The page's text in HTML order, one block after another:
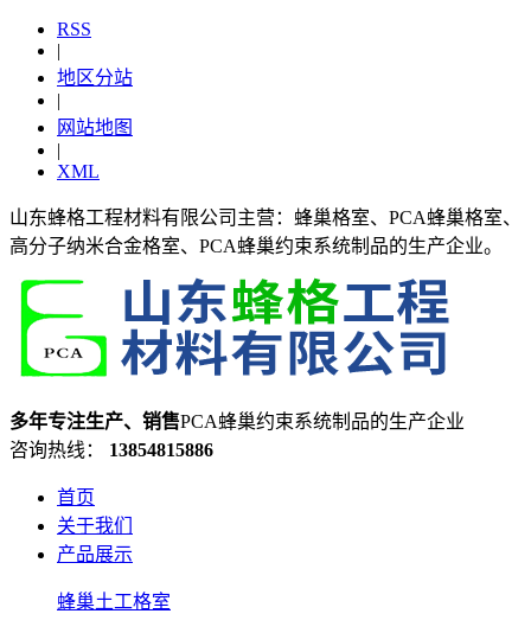
RSS
|
地区分站
|
网站地图
|
XML
山东蜂格工程材料有限公司主营：蜂巢格室、PCA蜂巢格室、
高分子纳米合金格室、PCA蜂巢约束系统制品的生产企业。
多年专注生产、销售PCA蜂巢约束系统制品的生产企业
咨询热线： 13854815886
首页
关于我们
产品展示
蜂巢土工格室